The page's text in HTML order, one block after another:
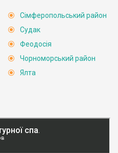
Сімферопольський район
Судак
Феодосія
Чорноморський район
Ялта